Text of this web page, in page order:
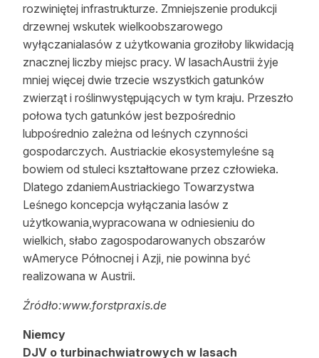
rozwiniętej infrastrukturze. Zmniejszenie produkcji
drzewnej wskutek wielkoobszarowego
wyłączanialasów z użytkowania groziłoby likwidacją
znacznej liczby miejsc pracy. W lasachAustrii żyje
mniej więcej dwie trzecie wszystkich gatunków
zwierząt i roślinwystępujących w tym kraju. Przeszło
połowa tych gatunków jest bezpośrednio
lubpośrednio zależna od leśnych czynności
gospodarczych. Austriackie ekosystemyleśne są
bowiem od stuleci kształtowane przez człowieka.
Dlatego zdaniemAustriackiego Towarzystwa
Leśnego koncepcja wyłączania lasów z
użytkowania,wypracowana w odniesieniu do
wielkich, słabo zagospodarowanych obszarów
wAmeryce Północnej i Azji, nie powinna być
realizowana w Austrii.
Źródło:www.forstpraxis.de
Niemcy
DJV o turbinachwiatrowych w lasach